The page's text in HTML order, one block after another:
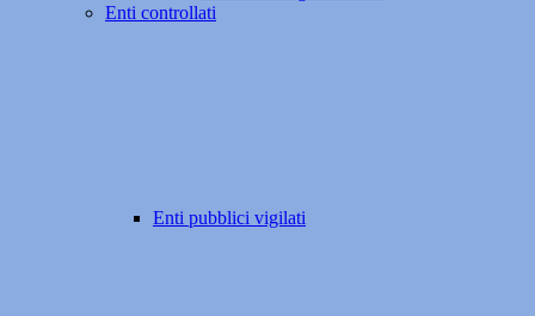
Enti controllati
Enti pubblici vigilati